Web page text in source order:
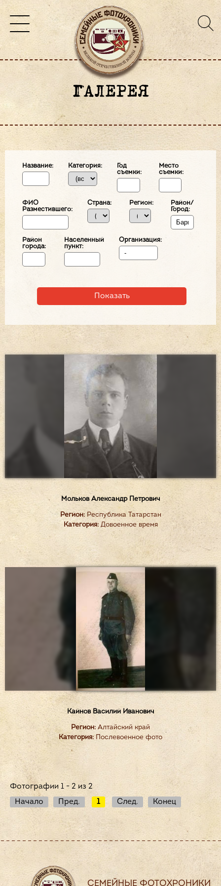
ГАЛЕРЕЯ
Название: Категория:
Год
съемки:
Место
съемки:
ФИО
Разместившего:
Страна: Регион:
Район/
Город:
Район
города:
Населенный
пункт:
Организация:
Мольков Александр Петрович
Регион:Республика Татарстан
Категория:Довоенное время
Кайнов Василий Иванович
Регион: Алтайский край
Категория:Послевоенное фото
Фотографии 1 - 2 из 2
Начало
Пред. 1 След. Конец
СЕМЕЙНЫЕ ФОТОХРОНИКИ